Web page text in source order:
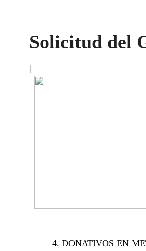
Solicitud del
|
DONATIVOS EN